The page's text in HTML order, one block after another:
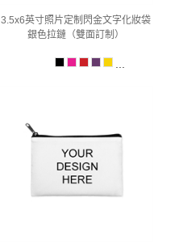
3.5x6英寸照片定制閃金文字化妝袋
銀色拉鏈（雙面訂制）